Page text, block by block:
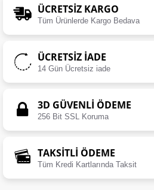
ÜCRETSIZ KARGO
Tüm Ürünlerde Kargo Bedava
ÜCRETSIZ İADE
14 Gün Ücretsiz iade
3D GÜVENLİ ÖDEME
256 Bit SSL Koruma
TAKSİTLİ ÖDEME
Tüm Kredi Kartlarında Taksit